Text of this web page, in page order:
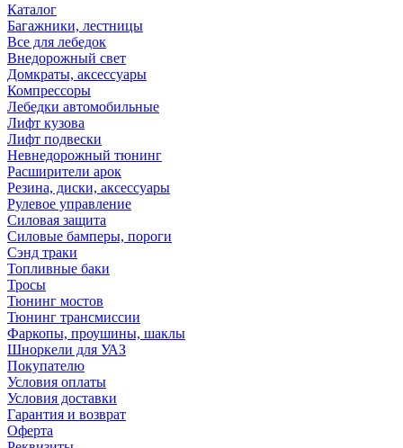
Каталог
Багажники, лестницы
Все для лебедок
Внедорожный свет
Домкраты, аксессуары
Компрессоры
Лебедки автомобильные
Лифт кузова
Лифт подвески
Невнедорожный тюнинг
Расширители арок
Резина, диски, аксессуары
Рулевое управление
Силовая защита
Силовые бамперы, пороги
Сэнд траки
Топливные баки
Тросы
Тюнинг мостов
Тюнинг трансмиссии
Фаркопы, проушины, шаклы
Шноркели для УАЗ
Покупателю
Условия оплаты
Условия доставки
Гарантия и возврат
Оферта